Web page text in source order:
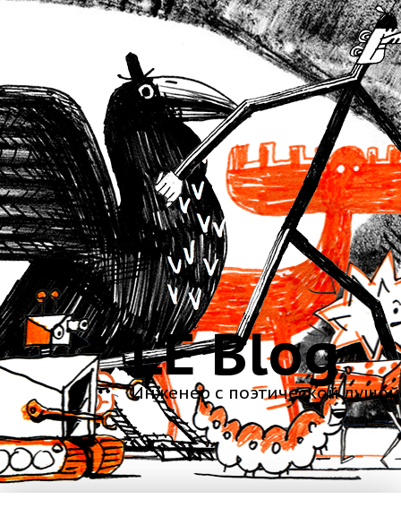
LE Blog
Инженер с поэтической душой